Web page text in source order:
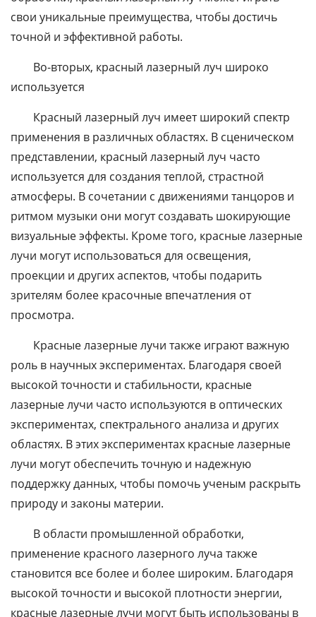
свои уникальные преимущества, чтобы достичь
точной и эффективной работы.
Во-вторых, красный лазерный луч широко
используется
Красный лазерный луч имеет широкий спектр
применения в различных областях. В сценическом
представлении, красный лазерный луч часто
используется для создания теплой, страстной
атмосферы. В сочетании с движениями танцоров и
ритмом музыки они могут создавать шокирующие
визуальные эффекты. Кроме того, красные лазерные
лучи могут использоваться для освещения,
проекции и других аспектов, чтобы подарить
зрителям более красочные впечатления от
просмотра.
Красные лазерные лучи также играют важную
роль в научных экспериментах. Благодаря своей
высокой точности и стабильности, красные
лазерные лучи часто используются в оптических
экспериментах, спектрального анализа и других
областях. В этих экспериментах красные лазерные
лучи могут обеспечить точную и надежную
поддержку данных, чтобы помочь ученым раскрыть
природу и законы материи.
В области промышленной обработки,
применение красного лазерного луча также
становится все более и более широким. Благодаря
высокой точности и высокой плотности энергии,
красные лазерные лучи могут быть использованы в